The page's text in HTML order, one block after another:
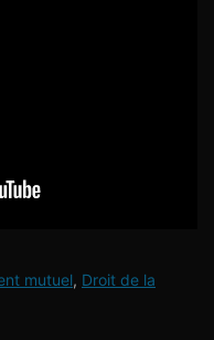
mutuel, Droit de la